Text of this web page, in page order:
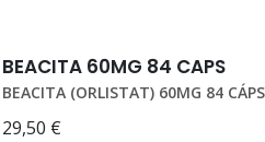
BEACITA 60MG 84 CAPS
29,50 €